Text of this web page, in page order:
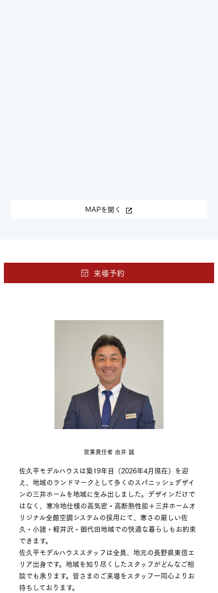
MAPを開く
営業責任者 由井 誠
佐久平モデルハウスは築19年目（2026年4月現在）を迎
え、地域のランドマークとして多くのスパニッシュデザイ
ンの三井ホームを地域に生み出しました。デザインだけで
はなく、寒冷地仕様の高気密・高断熱性能＋三井ホームオ
リジナル全館空調システムの採用にて、寒さの厳しい佐
久・小諸・軽井沢・御代田地域での快適な暮らしもお約束
できます。
佐久平モデルハウススタッフは全員、地元の長野県東信エ
リア出身です。地域を知り尽くしたスタッフがどんなご相
談でも承ります。皆さまのご来場をスタッフ一同心よりお
待ちしております。